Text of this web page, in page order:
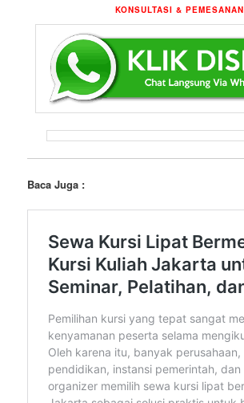
KONSULTASI & PEMESANAN
Baca Juga :